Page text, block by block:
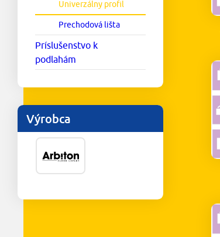
Univerzálny profil
Prechodová lišta
Príslušenstvo k
podlahám
Výrobca